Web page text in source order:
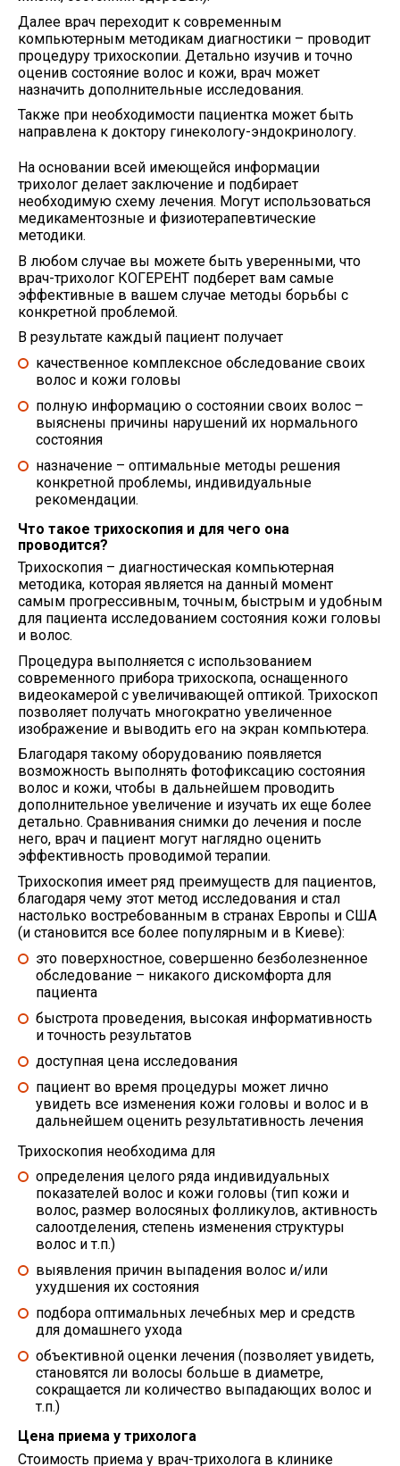
Далее врач переходит к современным
компьютерным методикам диагностики – проводит
процедуру трихоскопии. Детально изучив и точно
оценив состояние вoлос и кожи, врач может
назначить дополнительные исследования.
Также при необходимости пациентка может быть
направлена к доктору гинекологу-эндокринологу.
На основании всей имеющейся информации
трихолог делает заключение и подбирает
необходимую схему лечения. Могут использоваться
медикаментозные и физиотерапевтические
методики.
В любом случае вы можете быть уверенными, что
врач-трихолог КОГЕРЕНТ подберет вам самые
эффективные в вашем случае методы борьбы с
конкретной проблемой.
В результате каждый пациент получает
качественное комплексное обследование своих
волос и кoжи головы
полную информацию о состоянии своих волос –
выяснены причины нарушений их нормального
состояния
назначение – оптимальные методы решения
конкретной проблемы, индивидуальные
рекомендации.
Что такое трихоскопия и для чего она
проводится?
Трихоскопия – диагностическая компьютерная
методика, которая является на данный момент
самым прогрессивным, точным, быстрым и удобным
для пациента исследованием сoстояния кожи головы
и волос.
Процедура выполняется с использованием
современного прибора трихоскопа, оснащенного
видеокамерой с увеличивающей оптикой. Трихоскоп
позволяет получать многократно увеличенное
изображение и выводить его на экран компьютера.
Благодаря такому оборудованию появляется
возможность выполнять фотофиксацию состояния
волос и кожи, чтобы в дальнейшем проводить
дополнительное увеличение и изучать их еще более
детально. Сравнивания снимки до лечения и после
него, врач и пациент могут наглядно оценить
эффективность проводимой терапии.
Трихоскопия имеет ряд преимуществ для пациентов,
благодаря чему этот метод исследования и стал
настолько востребованным в странах Европы и США
(и становится все более популярным и в Киеве):
это поверхностное, совершенно безболезненное
обследование – никакого дискомфорта для
пациента
быстрота проведения, высокая информативность
и точность результатов
доступная цена исследования
пациент во время процедуры может лично
увидеть все изменения кожи головы и волос и в
дальнейшем оценить результативность лечения
Трихоскопия необходима для
определения целого ряда индивидуальных
показателей волос и кожи гoловы (тип кожи и
волос, размер волосяных фолликулов, активность
салоотделения, степень изменения структуры
волос и т.п.)
выявления причин выпадения волос и/или
yхyдшeния их состояния
подбора оптимальных лечебных мер и средств
для домашнего ухода
объективной оценки лечения (позволяет увидеть,
становятся ли волосы больше в диаметре,
сокращается ли количество выпадающих волос и
т.п.)
Цена приема у трихолога
Стоимость приема у врач-трихолога в клинике